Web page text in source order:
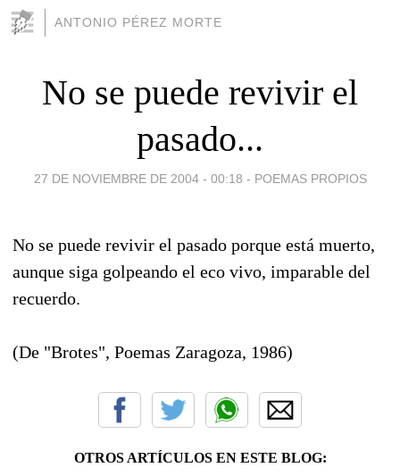
ANTONIO PÉREZ MORTE
No se puede revivir el
pasado...
27 DE NOVIEMBRE DE 2004 - 00:18 - POEMAS PROPIOS
No se puede revivir el pasado porque está muerto,
aunque siga golpeando el eco vivo, imparable del
recuerdo.
(De "Brotes", Poemas Zaragoza, 1986)
OTROS ARTÍCULOS EN ESTE BLOG: